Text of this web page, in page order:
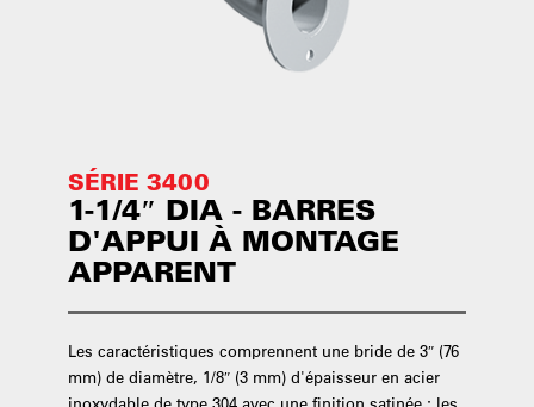
SÉRIE 3400
1-1/4″ DIA - BARRES
D'APPUI À MONTAGE
APPARENT
Les caractéristiques comprennent une bride de 3″ (76
mm) de diamètre, 1/8″ (3 mm) d'épaisseur en acier
inoxydable de type 304 avec une finition satinée ; les